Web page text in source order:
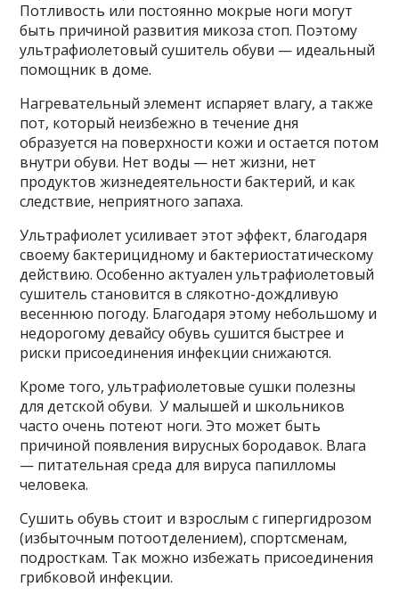
Потливость или постоянно мокрые ноги могут
быть причиной развития микоза стоп. Поэтому
ультрафиолетовый сушитель обуви — идеальный
помощник в доме.
Нагревательный элемент испаряет влагу, а также
пот, который неизбежно в течение дня
образуется на поверхности кожи и остается потом
внутри обуви. Нет воды — нет жизни, нет
продуктов жизнедеятельности бактерий, и как
следствие, неприятного запаха.
Ультрафиолет усиливает этот эффект, благодаря
своему бактерицидному и бактериостатическому
действию. Особенно актуален ультрафиолетовый
сушитель становится в слякотно-дождливую
весеннюю погоду. Благодаря этому небольшому и
недорогому девайсу обувь сушится быстрее и
риски присоединения инфекции снижаются.
Кроме того, ультрафиолетовые сушки полезны
для детской обуви. У малышей и школьников
часто очень потеют ноги. Это может быть
причиной появления вирусных бородавок. Влага
— питательная среда для вируса папилломы
человека.
Сушить обувь стоит и взрослым с гипергидрозом
(избыточным потоотделением), спортсменам,
подросткам. Так можно избежать присоединения
грибковой инфекции.